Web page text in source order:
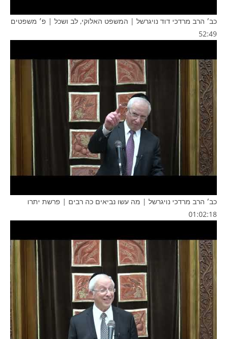
כב׳ הרב מרדכי דוד נויגרשל | ‎המשפט האלוקי, לב ושכל | פ׳ משפטים
52:49
כב׳ הרב מרדכי נויגרשל | מה עשו נביאים כה רבים | פרשת יתרו
01:02:18